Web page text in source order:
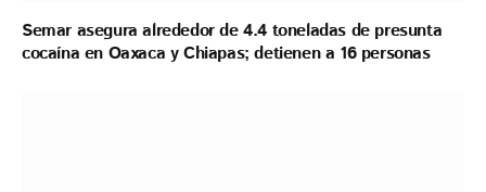
Semar asegura alrededor de 4.4 toneladas de presunta
cocaína en Oaxaca y Chiapas; detienen a 16 personas